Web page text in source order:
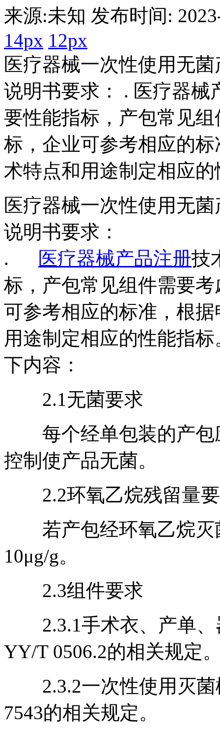
来源:未知 发布时间:
14px 12px
医疗器械一次性使用无
说明书要求： . 医疗器械
要性能指标，产包常见
标，企业可参考相应的
术特点和用途制定相应
医疗器械一次性使用无
说明书要求：
.
医疗器械产品注册技
标，产包常见组件需要
可参考相应的标准，根
用途制定相应的性能指
下内容：
2.1无菌要求
每个经单包装的产包
控制使产品无菌。
2.2环氧乙烷残留量
若产包经环氧乙烷灭
10μg/g。
2.3组件要求
2.3.1手术衣、产单、
YY/T 0506.2的相关规定
2.3.2一次性使用灭菌
7543的相关规定。